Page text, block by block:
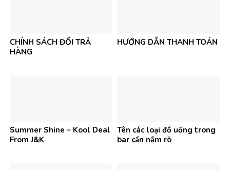
CHÍNH SÁCH ĐỔI TRẢ
HÀNG
HƯỚNG DẪN THANH TOÁN
Summer Shine – Kool Deal
From J&K
Tên các loại đồ uống trong
bar cần nắm rõ